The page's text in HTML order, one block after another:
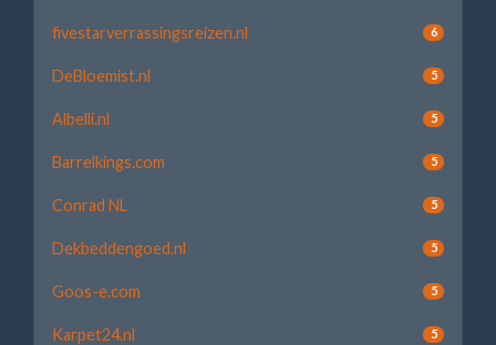
fivestarverrassingsreizen.nl 6
DeBloemist.nl 5
Albelli.nl 5
Barrelkings.com 5
Conrad NL 5
Dekbeddengoed.nl 5
Goos-e.com 5
Karpet24.nl 5